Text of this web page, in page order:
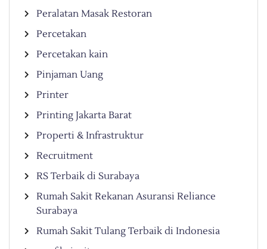
Peralatan Masak Restoran
Percetakan
Percetakan kain
Pinjaman Uang
Printer
Printing Jakarta Barat
Properti & Infrastruktur
Recruitment
RS Terbaik di Surabaya
Rumah Sakit Rekanan Asuransi Reliance
Surabaya
Rumah Sakit Tulang Terbaik di Indonesia